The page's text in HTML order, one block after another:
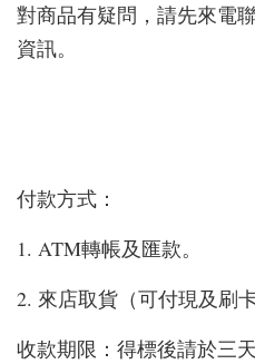
對商品有疑問，請先來電
資訊。
付款方式：
1. ATM轉帳及匯款。
2. 來店取貨（可付現及刷卡
收款期限：得標後請於三